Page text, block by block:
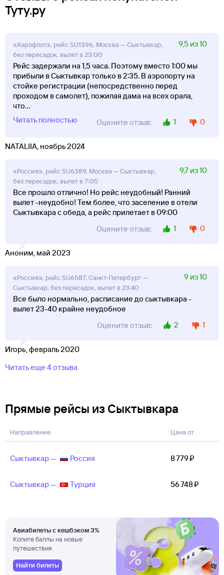
Туту.ру
«Аэрофлот», рейс SU1396, Москва — Сыктывкар,
без пересадок, вылет в 23:00
9,5 из 10
Рейс задержали на 1,5 часа. Поэтому вместо 1:00 мы
прибыли в Сыктывкар только в 2:35. В аэропорту на
стойке регистрации (непосредственно перед
проходом в самолет), пожилая дама на всех орала,
что...
Читать полностью
Оцените отзыв: 1 0
NATALIIA, ноябрь 2024
«Россия», рейс SU6389, Москва — Сыктывкар,
без пересадок, вылет в 7:05
9,7 из 10
Все прошло отлично! Но рейс неудобный! Ранний
вылет -неудобно! Тем более, что заселение в отели
Сыктывкара с обеда, а рейс прилетает в 09:00
Оцените отзыв:
1 0
Аноним, май 2023
«Россия», рейс SU6587, Санкт-Петербург —
Сыктывкар, без пересадок, вылет в 23:40
9 из 10
Все было нормально, расписание до сыктывкара -
вылет 23-40 крайне неудобное
Оцените отзыв:
2 1
Игорь, февраль 2020
Читать еще 4 отзыва
Прямые рейсы из Сыктывкара
Направление Цена от
Сыктывкар — Россия 8 ⁠779 ⁠₽
Сыктывкар — Турция 56 ⁠748 ⁠₽
Авиабилеты с кешбэком 3%
Копите баллы на новые
путешествия
Найти билеты